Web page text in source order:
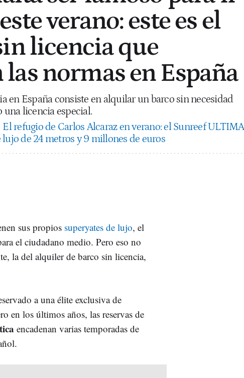
verano: este es el
licencia que
normas en España
en España consiste en alquilar un barco sin necesidad
licencia especial.
El refugio de Carlos Alcaraz en verano: el Sunreef ULTIMA
de 24 metros y 9 millones de euros
sus propios superyates de lujo, el
el ciudadano medio. Pero eso no
la del alquiler de barco sin licencia,
a una élite exclusiva de
en los últimos años, las reservas de
encadenan varias temporadas de